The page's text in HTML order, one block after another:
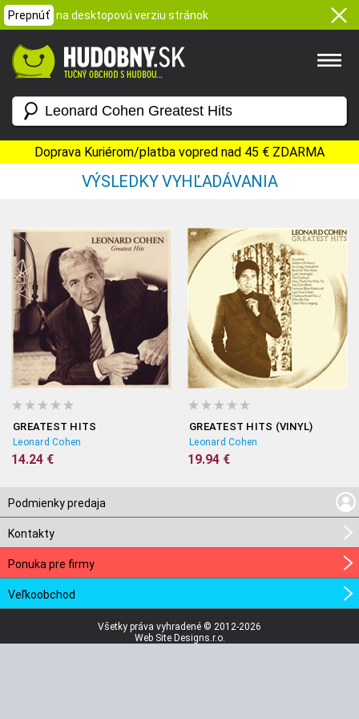
Prepnúť na desktopovú verziu stránok
Doprava Kuriérom/platba vopred nad 45 € ZDARMA
VÝSLEDKY VYHĽADÁVANIA
GREATEST HITS
Leonard Cohen
14.24 €
GREATEST HITS (VINYL)
Leonard Cohen
19.94 €
Podmienky predaja
Kontakty
Ponuka pre firmy
Veľkoobchod
Všetky práva vyhradené © 2012-2026
Web Site Designs.r.o.